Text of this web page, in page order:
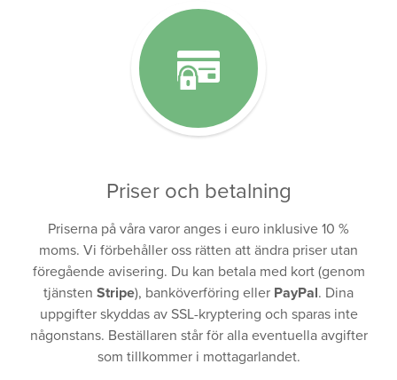
Priser och betalning
Priserna på våra varor anges i euro inklusive 10 %
moms. Vi förbehåller oss rätten att ändra priser utan
föregående avisering. Du kan betala med kort (genom
tjänsten Stripe), banköverföring eller PayPal. Dina
uppgifter skyddas av SSL-kryptering och sparas inte
någonstans. Beställaren står för alla eventuella avgifter
som tillkommer i mottagarlandet.